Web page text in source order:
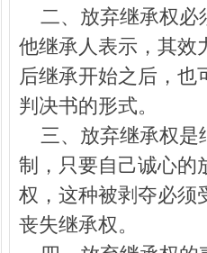
二、放弃继承权必
他继承人表示，其效
后继承开始之后，也
判决书的形式。
三、放弃继承权是
制，只要自己诚心的
权，这种被剥夺必须
丧失继承权。